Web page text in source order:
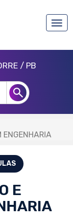
/ PB
ENGENHARIA
E